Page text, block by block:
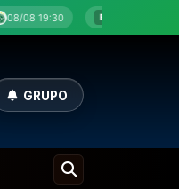
Botafogox Fluminense
GRUPO